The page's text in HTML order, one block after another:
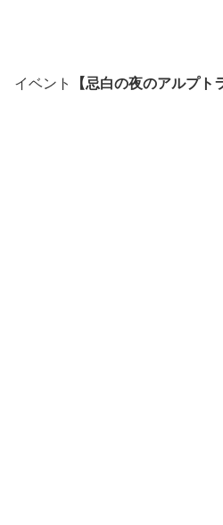
イベント 【忌白の夜のアルプト